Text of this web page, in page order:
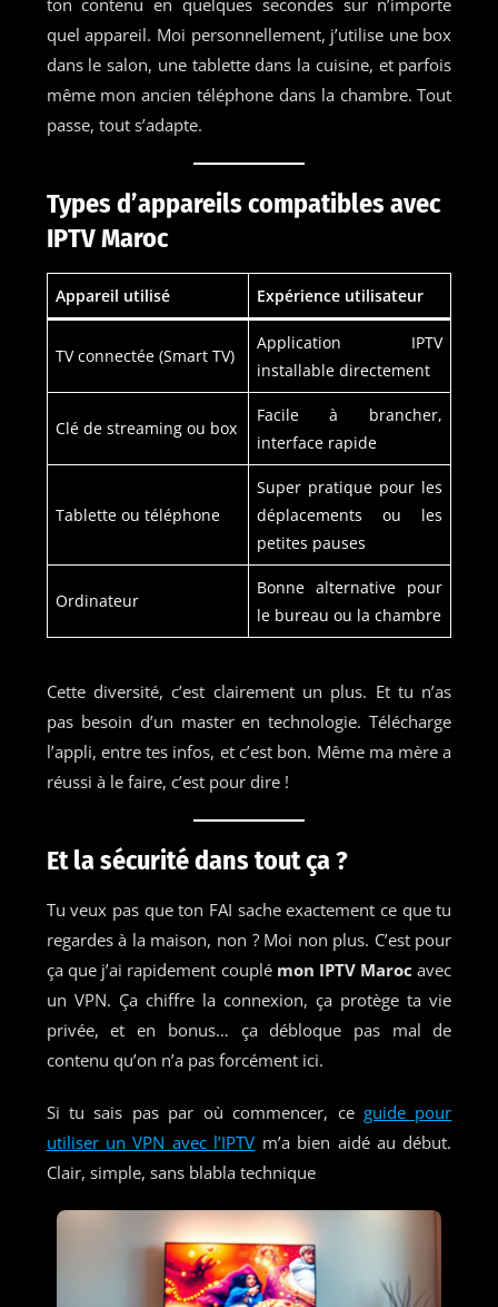
quel appareil. Moi personnellement, j’utilise une box
dans le salon, une tablette dans la cuisine, et parfois
même mon ancien téléphone dans la chambre. Tout
passe, tout s’adapte.
Types d’appareils compatibles avec
IPTV Maroc
Appareil utilisé Expérience utilisateur
TV connectée (Smart TV)
Application IPTV
installable directement
Clé de streaming ou box
Facile à brancher,
interface rapide
Tablette ou téléphone
Super pratique pour les
déplacements ou les
petites pauses
Ordinateur
Bonne alternative pour
le bureau ou la chambre
Cette diversité, c’est clairement un plus. Et tu n’as
pas besoin d’un master en technologie. Télécharge
l’appli, entre tes infos, et c’est bon. Même ma mère a
réussi à le faire, c’est pour dire !
Et la sécurité dans tout ça ?
Tu veux pas que ton FAI sache exactement ce que tu
regardes à la maison, non ? Moi non plus. C’est pour
ça que j’ai rapidement couplé mon IPTV Maroc avec
un VPN. Ça chiffre la connexion, ça protège ta vie
privée, et en bonus… ça débloque pas mal de
contenu qu’on n’a pas forcément ici.
Si tu sais pas par où commencer, ce guide pour
utiliser un VPN avec l’IPTV m’a bien aidé au début.
Clair, simple, sans blabla technique